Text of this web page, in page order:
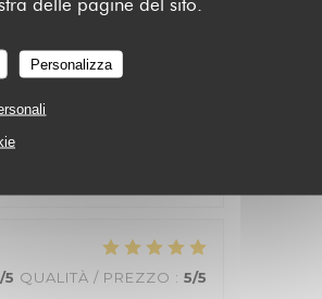
Personalizza
QUALITÀ / PREZZO
.
/5 QUALITÀ / PREZZO : 5/5